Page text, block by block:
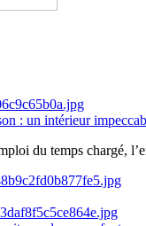
: un intérieur
du temps chargé,